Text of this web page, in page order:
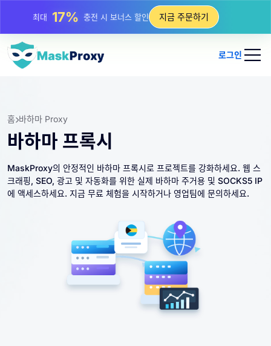
최대25%정적 IP 구매 할인 지금 주문하기
로그인
홈 바하마 Proxy
바하마 프록시
MaskProxy의 안정적인 바하마 프록시로 프로젝트를 강화하세요. 웹 스
크래핑, SEO, 광고 및 자동화를 위한 실제 바하마 주거용 및 SOCKS5 IP
에 액세스하세요. 지금 무료 체험을 시작하거나 영업팀에 문의하세요.